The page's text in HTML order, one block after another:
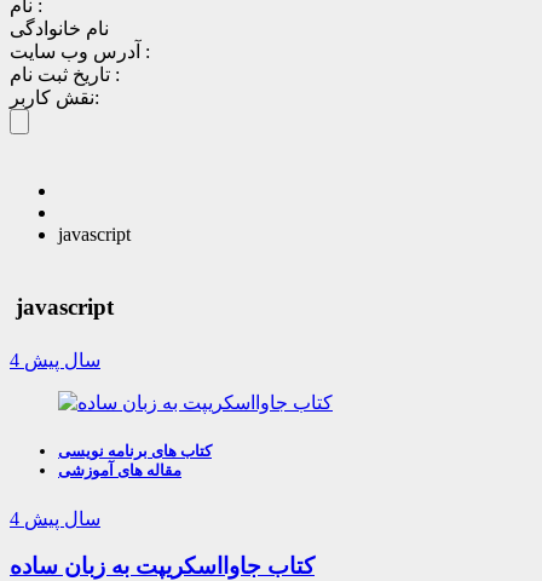
نام :
نام خانوادگی
آدرس وب سایت :
تاریخ ثبت نام :
نقش کاربر:
javascript
javascript
4 سال پیش
کتاب های برنامه نویسی
مقاله های آموزشی
4 سال پیش
کتاب جاوااسکریپت به زبان ساده